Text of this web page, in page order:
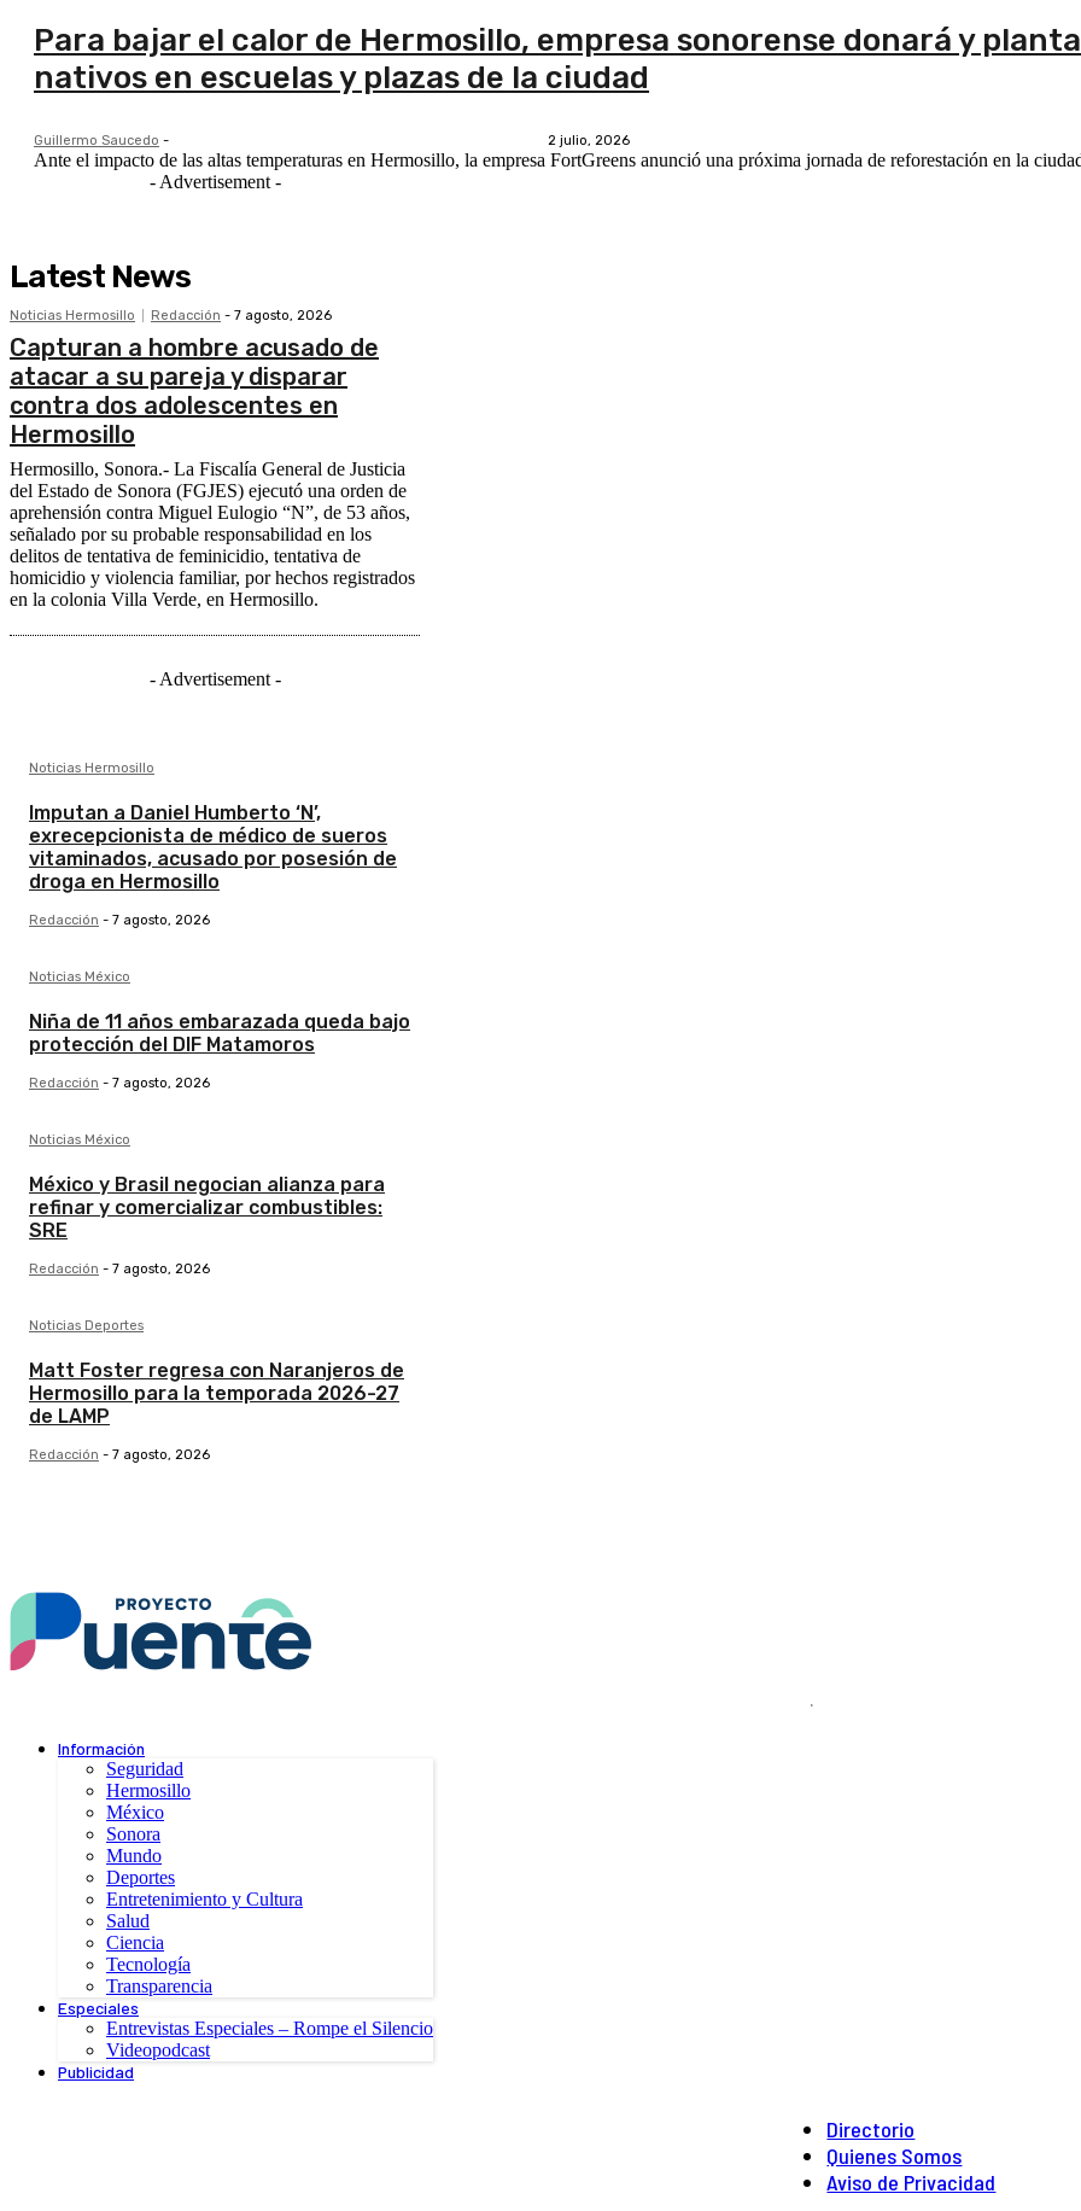
Para bajar el calor de Hermosillo, empresa sonorense donará y
nativos en escuelas y plazas de la ciudad
Guillermo Saucedo - 2 julio, 2026
Ante el impacto de las altas temperaturas en Hermosillo, la empresa FortGreens anunció una próxima jornada de reforestación en la
- Advertisement -
Latest News
Noticias Hermosillo Redacción - 7 agosto, 2026
Capturan a hombre acusado de
atacar a su pareja y disparar
contra dos adolescentes en
Hermosillo
Hermosillo, Sonora.- La Fiscalía General de Justicia
del Estado de Sonora (FGJES) ejecutó una orden de
aprehensión contra Miguel Eulogio “N”, de 53 años,
señalado por su probable responsabilidad en los
delitos de tentativa de feminicidio, tentativa de
homicidio y violencia familiar, por hechos registrados
en la colonia Villa Verde, en Hermosillo.
- Advertisement -
Noticias Hermosillo
Imputan a Daniel Humberto ‘N’,
exrecepcionista de médico de sueros
vitaminados, acusado por posesión de
droga en Hermosillo
Redacción - 7 agosto, 2026
Noticias México
Niña de 11 años embarazada queda bajo
protección del DIF Matamoros
Redacción - 7 agosto, 2026
Noticias México
México y Brasil negocian alianza para
refinar y comercializar combustibles:
SRE
Redacción - 7 agosto, 2026
Noticias Deportes
Matt Foster regresa con Naranjeros de
Hermosillo para la temporada 2026-27
de LAMP
Redacción - 7 agosto, 2026
.
Información
Seguridad
Hermosillo
México
Sonora
Mundo
Deportes
Entretenimiento y Cultura
Salud
Ciencia
Tecnología
Transparencia
Especiales
Entrevistas Especiales – Rompe el Silencio
Videopodcast
Publicidad
Directorio
Quienes Somos
Aviso de Privacidad